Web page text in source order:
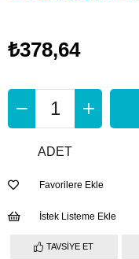
₺378,64
ADET
Favorilere Ekle
İstek Listeme Ekle
TAVSIYE ET